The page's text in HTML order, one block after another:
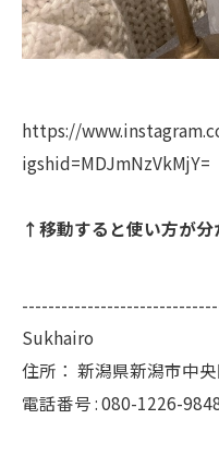
https://
igshid=MDJmNzVkMjY=
↑移動すると使い方が分
Sukhairo
住所： 新潟県新潟市中
電話番号 :080-1226-